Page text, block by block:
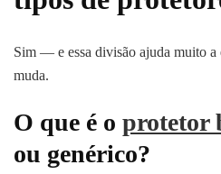
Sim — e essa divisão ajuda muito a
muda.
O que é o protetor
ou genérico?